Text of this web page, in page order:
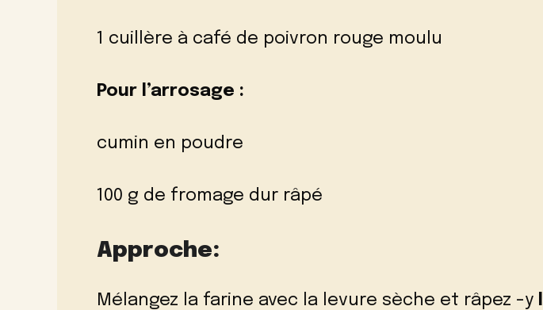
1 cuillère à café de poivron rouge moulu
Pour l’arrosage :
cumin en poudre
100 g de fromage dur râpé
Approche:
Mélangez la farine avec la levure sèche et râpez -y